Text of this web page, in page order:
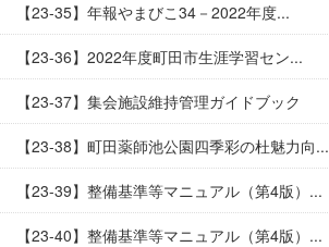
【23-35】年報やまびこ34－2022年度...
【23-36】2022年度町田市生涯学習セン...
【23-37】集会施設維持管理ガイドブック
【23-38】町田薬師池公園四季彩の杜魅力向...
【23-39】整備基準等マニュアル（第4版）...
【23-40】整備基準等マニュアル（第4版）...